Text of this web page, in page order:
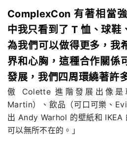
ComplexCon 有著相當
中我只看到了 T 恤、球鞋
為我們可以做得更多，我
界和心胸，這種合作關係
發展，我們四周環繞著許
傲 Colette 進階發展出像是
Martin）、飲品（可口可樂、
出 Andy Warhol 的壁紙和 IKEA
可以無所不在的。」